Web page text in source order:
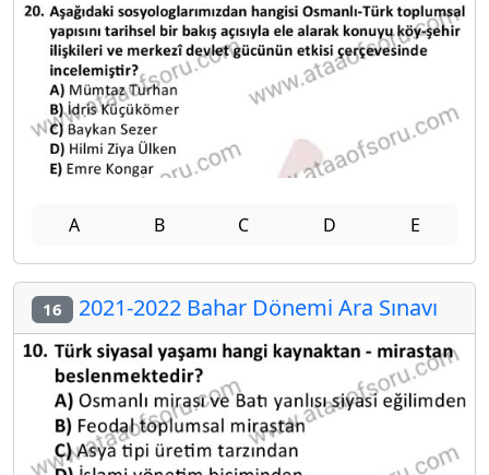
A B C D E
16 2021-2022 Bahar Dönemi Ara Sınavı